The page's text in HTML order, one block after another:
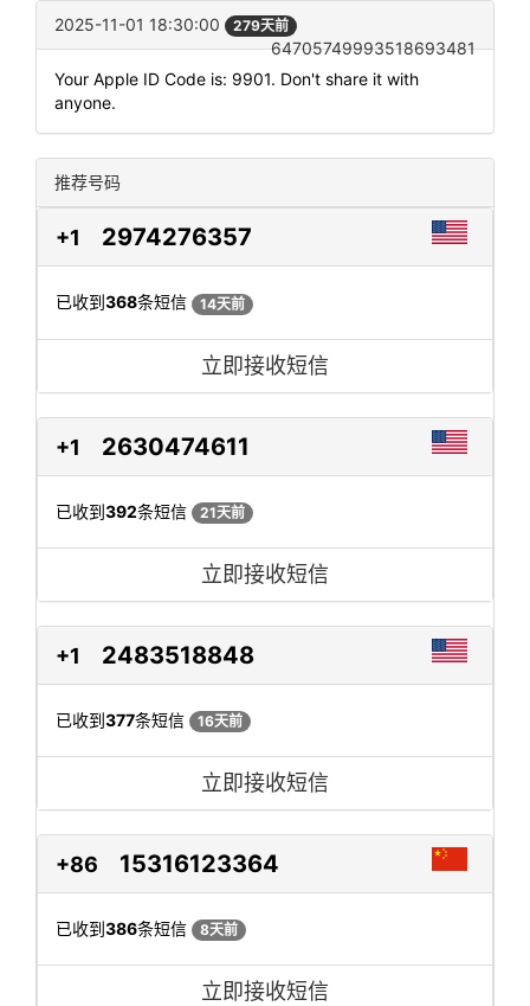
2025-11-01 18:30:00 279天前
64705749993518693481
Your Apple ID Code is: 9901. Don't share it with
anyone.
推荐号码
+1 2974276357
已收到368条短信 14天前
立即接收短信
+1 2630474611
已收到392条短信 21天前
立即接收短信
+1 2483518848
已收到377条短信 16天前
立即接收短信
+86 15316123364
已收到386条短信 8天前
立即接收短信